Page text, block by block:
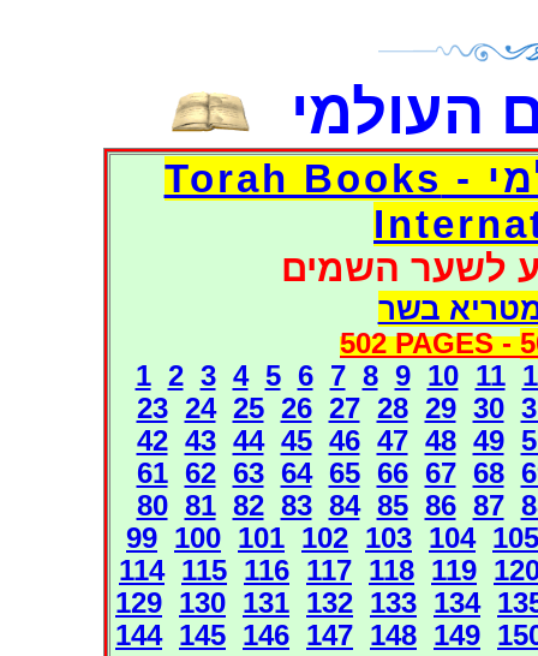
העולמי
דפי אוצר הספרים העולמי - Torah Books
לשער השמים
בשר
502 PAGES -
1 2 3 4 5 6 7 8 9 10 11
23 24 25 26 27 28 29 30
42 43 44 45 46 47 48 49
61 62 63 64 65 66 67 68
80 81 82 83 84 85 86 87
99 100 101 102 103 104 105
114 115 116 117 118 119
129 130 131 132 133 134
144 145 146 147 148 149